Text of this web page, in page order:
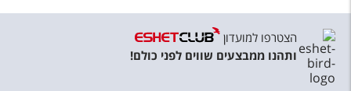
הצטרפו למועדון
ותהנו ממבצעים שווים לפני כולם!